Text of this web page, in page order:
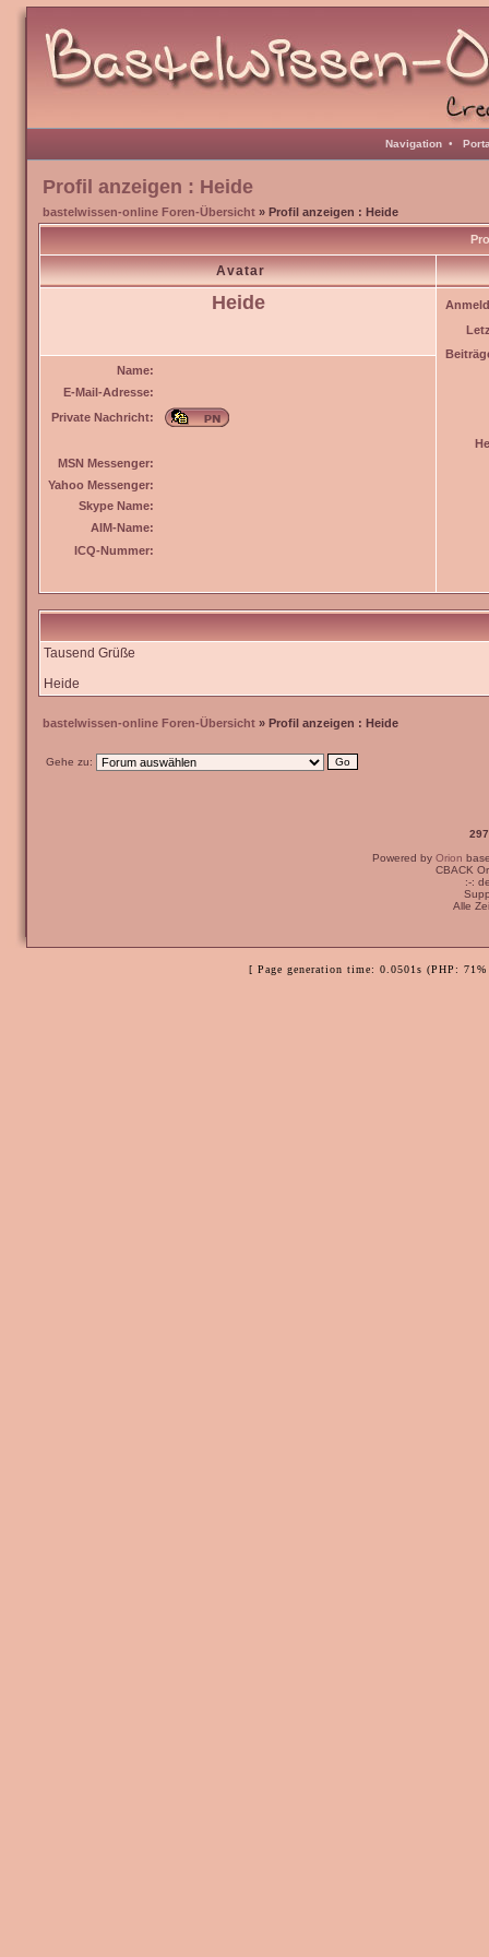
Navigation •
Profil anzeigen : Heide
bastelwissen-online Foren-Übersicht » Profil anzeigen : Heide
Avatar
Heide
Name:
E-Mail-Adresse:
Private Nachricht:
MSN Messenger:
Yahoo Messenger:
Skype Name:
AIM-Name:
ICQ-Nummer:
Tausend Grüße
Heide
bastelwissen-online Foren-Übersicht » Profil anzeigen : Heide
Gehe zu:
Powered by Orion
CBACK
:-:
Alle
[ Page generation time: 0.0501s (PHP: